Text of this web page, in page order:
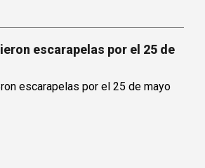
escarapelas por el 25 de